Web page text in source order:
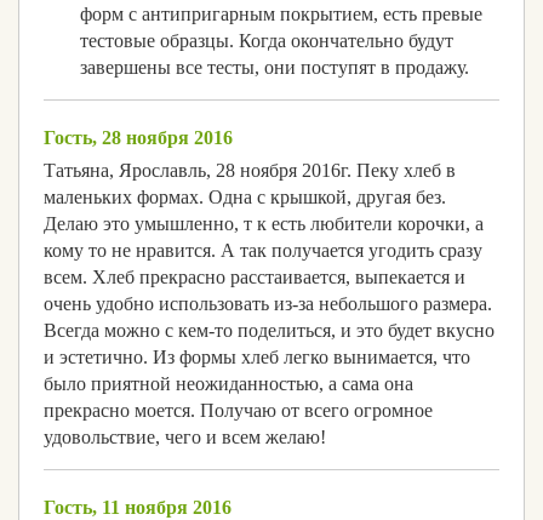
форм с антипригарным покрытием, есть превые
тестовые образцы. Когда окончательно будут
завершены все тесты, они поступят в продажу.
Гость, 28 ноября 2016
Татьяна, Ярославль, 28 ноября 2016г. Пеку хлеб в
маленьких формах. Одна с крышкой, другая без.
Делаю это умышленно, т к есть любители корочки, а
кому то не нравится. А так получается угодить сразу
всем. Хлеб прекрасно расстаивается, выпекается и
очень удобно использовать из-за небольшого размера.
Всегда можно с кем-то поделиться, и это будет вкусно
и эстетично. Из формы хлеб легко вынимается, что
было приятной неожиданностью, а сама она
прекрасно моется. Получаю от всего огромное
удовольствие, чего и всем желаю!
Гость, 11 ноября 2016